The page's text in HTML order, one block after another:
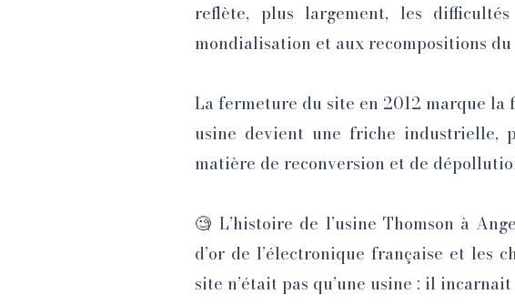
reflète, plus largement, les
mondialisation et aux recompositions du
La fermeture du site en 2012 marque la
usine devient une friche industrielle,
matière de reconversion et de
🧐 L’histoire de l’usine Thomson à
d’or de l’électronique française et les
site n’était pas qu’une usine : il